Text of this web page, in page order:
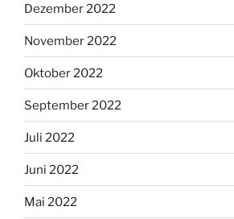
Dezember 2022
November 2022
Oktober 2022
September 2022
Juli 2022
Juni 2022
Mai 2022